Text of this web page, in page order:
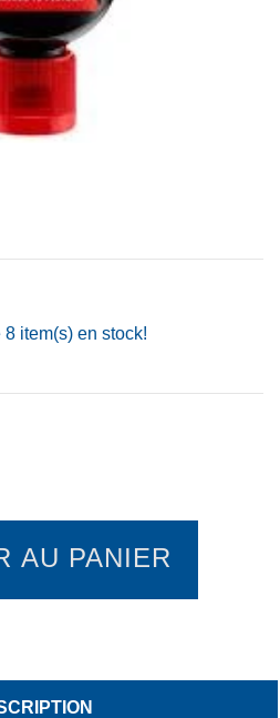
8 item(s) en stock!
AU PANIER